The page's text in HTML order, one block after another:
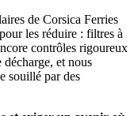
de Corsica Ferries
les réduire : filtres à
contrôles rigoureux
décharge, et nous
souillé par des